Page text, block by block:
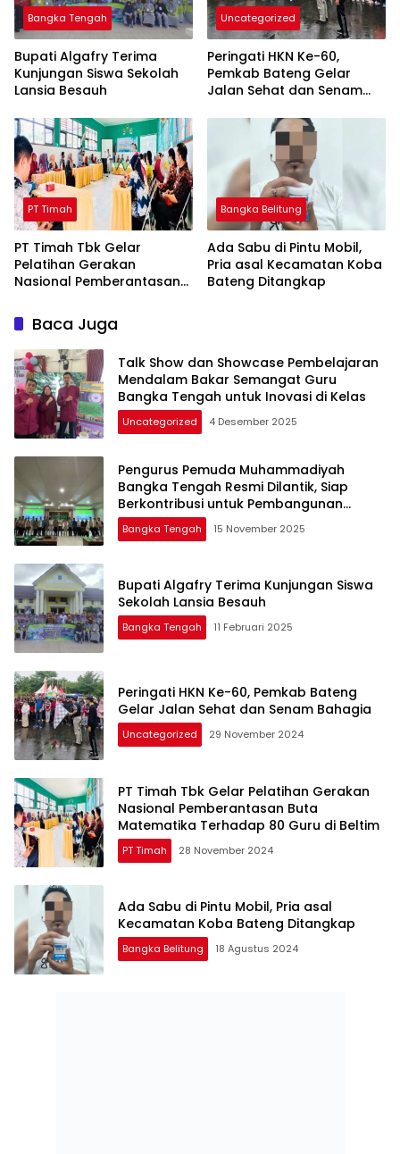
Bangka Tengah
Bupati Algafry Terima
Kunjungan Siswa Sekolah
Lansia Besauh
Uncategorized
Peringati HKN Ke-60,
Pemkab Bateng Gelar
Jalan Sehat dan Senam
PT Timah
PT Timah Tbk Gelar
Pelatihan Gerakan
Nasional Pemberantasan
Terhadap 80 Guru di
Beltim
Bangka Belitung
Ada Sabu di Pintu Mobil,
Pria asal Kecamatan Koba
Bateng Ditangkap
Baca Juga
Talk Show dan Showcase Pembelajaran
Mendalam Bakar Semangat Guru
Bangka Tengah untuk Inovasi di Kelas
Uncategorized 4 Desember 2025
Pengurus Pemuda Muhammadiyah
Bangka Tengah Resmi Dilantik, Siap
Berkontribusi untuk Pembangunan
Daerah
Bangka Tengah 15 November 2025
Bupati Algafry Terima Kunjungan Siswa
Sekolah Lansia Besauh
Bangka Tengah 11 Februari 2025
Peringati HKN Ke-60, Pemkab Bateng
Gelar Jalan Sehat dan Senam Bahagia
Uncategorized 29 November 2024
PT Timah Tbk Gelar Pelatihan Gerakan
Nasional Pemberantasan Buta
Matematika Terhadap 80 Guru di Beltim
PT Timah 28 November 2024
Ada Sabu di Pintu Mobil, Pria asal
Kecamatan Koba Bateng Ditangkap
Bangka Belitung 18 Agustus 2024